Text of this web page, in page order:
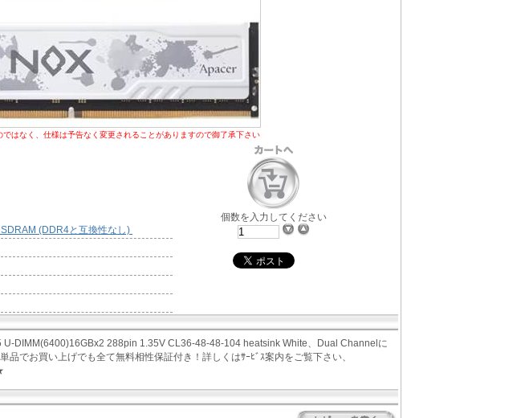
はなく、仕様は予告なく変更されることがありますので御了承下さい
(DDR4と互換性なし)
個数を入力してください
U-DIMM(6400)16GBx2 288pin 1.35V CL36-48-48-104 heatsink White、Dual Channelに
品でお買い上げでも全て無料相性保証付き！詳しくはｻｰﾋﾞｽ案内をご覧下さい、